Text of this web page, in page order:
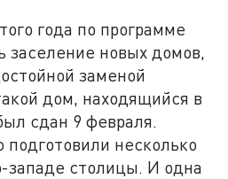
года по программе
заселение новых домов,
заменой
дом, находящийся в
сдан 9 февраля.
несколько
западе столицы. И одна